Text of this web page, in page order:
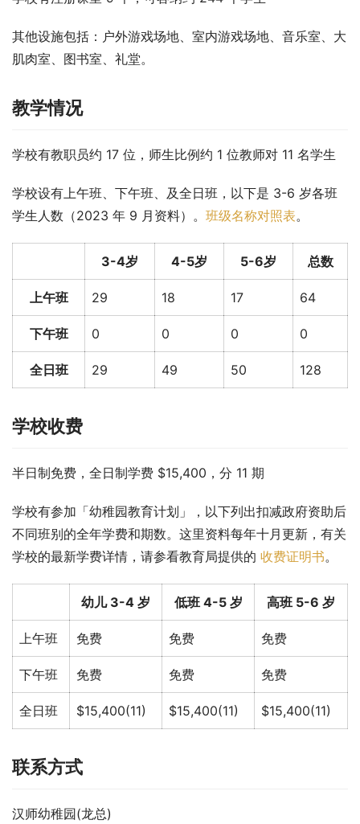
其他设施包括：户外游戏场地、室内游戏场地、音乐室、大
肌肉室、图书室、礼堂。
教学情况
学校有教职员约 17 位，师生比例约 1 位教师对 11 名学生
学校设有上午班、下午班、及全日班，以下是 3-6 岁各班
学生人数（2023 年 9 月资料）。 班级名称对照表。
3-4岁 4-5岁 5-6岁 总数
上午班 29 18 17 64
下午班 0 0 0 0
全日班 29 49 50 128
学校收费
半日制免费，全日制学费 $15,400，分 11 期
学校有参加「幼稚园教育计划」，以下列出扣减政府资助后
不同班别的全年学费和期数。这里资料每年十月更新，有关
学校的最新学费详情，请参看教育局提供的 收费证明书。
幼儿 3-4 岁 低班 4-5 岁 高班 5-6 岁
上午班 免费 免费 免费
下午班 免费 免费 免费
全日班 $15,400(11) $15,400(11) $15,400(11)
联系方式
汉师幼稚园(龙总)